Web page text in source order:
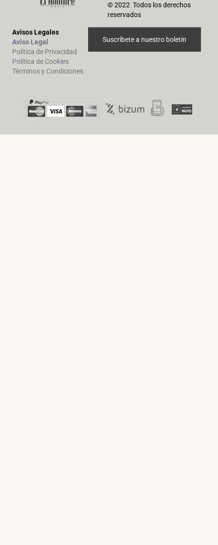
© 2022 Todos los derechos
reservados
Avisos Legales
Aviso Legal
Política de Privacidad
Política de Cookies
Términos y Condiciones
Suscríbete a nuestro boletín